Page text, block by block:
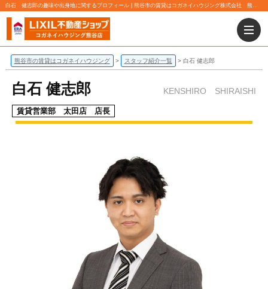
白石 健志郎の趣味や出身地に関するプロフィール | 熊谷市の賃貸はコガネイハウジング株式会社 熊谷店にお任せ下さい！
熊谷市の賃貸はコガネイハウジング スタッフ紹介一覧 白石 健志郎
白石 健志郎 KENSHIRO SHIRAISHI
賃貸営業部 太田店 店長